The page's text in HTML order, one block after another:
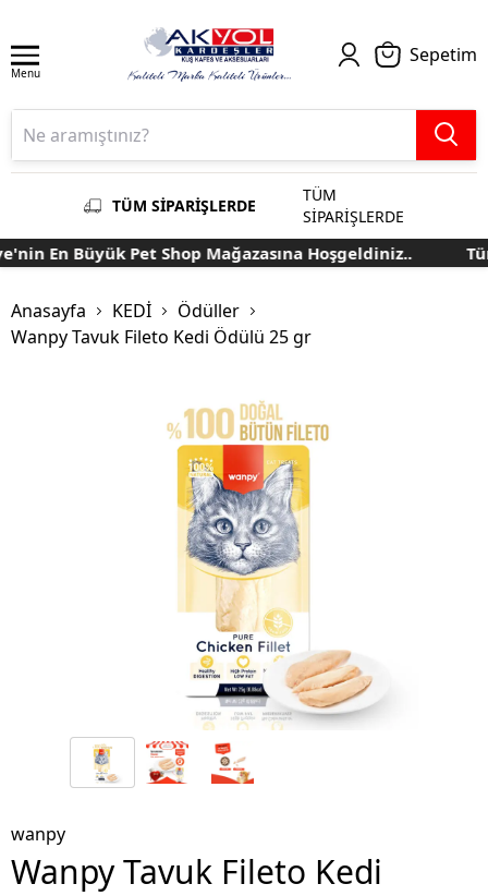
Menu
Sepetim
TÜM SİPARİŞLERDE
TÜM
SİPARİŞLERDE
En Büyük Pet Shop Mağazasına Hoşgeldiniz..
Anasayfa KEDİ
Ödüller
Wanpy Tavuk Fileto Kedi Ödülü 25 gr
wanpy
Wanpy Tavuk Fileto Kedi